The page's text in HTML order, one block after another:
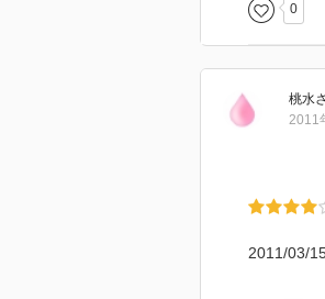
0
桃水
2011
2011/03/